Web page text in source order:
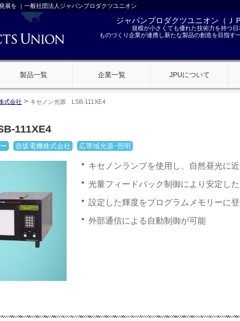
展を ｜一般社団法人ジャパンプロダクツユニオン
ジャパンプロダクツユニオン（Ｊ
規模が小さくても優れた技術力を持つ日
ものづくり企業が連携し新たな製品の創造を目指す
製品一覧 企業一覧 JPUについて
式会社 > キセノン光源 LSB-111XE4
111XE4
壺坂電機株式会社 広帯域光源･照明
キセノンランプを使用し、自然昼光に
光量フィードバック制御により安定し
設定した輝度をプログラムメモリーに登
外部通信による自動制御が可能